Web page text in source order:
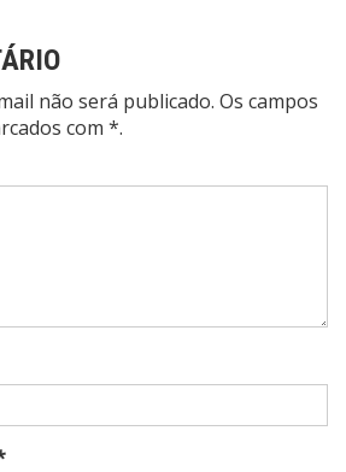
não será publicado. Os campos
com *.